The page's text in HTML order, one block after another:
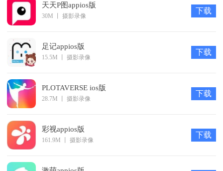
天天P图appios版
30M 摄影录像
下载
足记appios版
15.5M 摄影录像
下载
PLOTAVERSE ios版
28.7M 摄影录像
下载
彩视appios版
161.9M 摄影录像
下载